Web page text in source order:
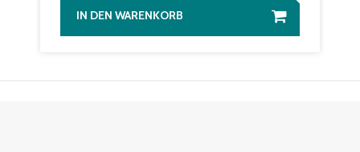
IN DEN WARENKORB